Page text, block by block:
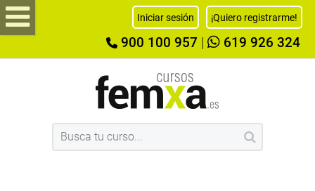
Iniciar sesión ¡Quiero registrarme!
900 100 957 619 926 324